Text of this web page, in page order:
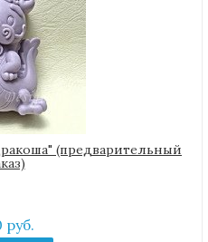
(предварительный
руб.